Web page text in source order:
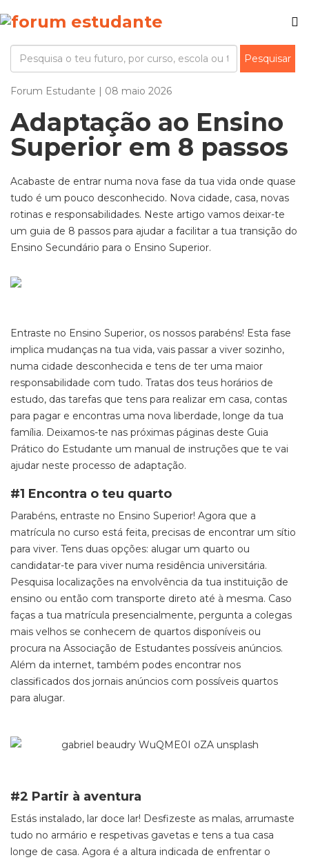
Forum Estudante | 08 maio 2026
Adaptação ao Ensino
Superior em 8 passos
Acabaste de entrar numa nova fase da tua vida onde quase
tudo é um pouco desconhecido. Nova cidade, casa, novas
rotinas e responsabilidades. Neste artigo vamos deixar-te
um guia de 8 passos para ajudar a facilitar a tua transição do
Ensino Secundário para o Ensino Superior.
Entraste no Ensino Superior, os nossos parabéns! Esta fase
implica mudanças na tua vida, vais passar a viver sozinho,
numa cidade desconhecida e tens de ter uma maior
responsabilidade com tudo. Tratas dos teus horários de
estudo, das tarefas que tens para realizar em casa, contas
para pagar e encontras uma nova liberdade, longe da tua
família. Deixamos-te nas próximas páginas deste Guia
Prático do Estudante um manual de instruções que te vai
ajudar neste processo de adaptação.
#1 Encontra o teu quarto
Parabéns, entraste no Ensino Superior! Agora que a
matrícula no curso está feita, precisas de encontrar um sítio
para viver. Tens duas opções: alugar um quarto ou
candidatar-te para viver numa residência universitária.
Pesquisa localizações na envolvência da tua instituição de
ensino ou então com transporte direto até à mesma. Caso
faças a tua matrícula presencialmente, pergunta a colegas
mais velhos se conhecem de quartos disponíveis ou
procura na Associação de Estudantes possíveis anúncios.
Além da internet, também podes encontrar nos
classificados dos jornais anúncios com possíveis quartos
para alugar.
#2 Partir à aventura
Estás instalado, lar doce lar! Desfizeste as malas, arrumaste
tudo no armário e respetivas gavetas e tens a tua casa
longe de casa. Agora é a altura indicada de enfrentar o